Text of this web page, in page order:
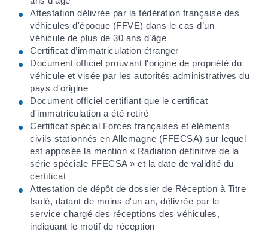
Attestation délivrée par la fédération française des
véhicules d'époque (FFVE) dans le cas d’un
véhicule de plus de 30 ans d’âge
Certificat d’immatriculation étranger
Document officiel prouvant l'origine de propriété du
véhicule et visée par les autorités administratives du
pays d'origine
Document officiel certifiant que le certificat
d'immatriculation a été retiré
Certificat spécial Forces françaises et éléments
civils stationnés en Allemagne (FFECSA) sur lequel
est apposée la mention « Radiation définitive de la
série spéciale FFECSA » et la date de validité du
certificat
Attestation de dépôt de dossier de Réception à Titre
Isolé, datant de moins d'un an, délivrée par le
service chargé des réceptions des véhicules,
indiquant le motif de réception